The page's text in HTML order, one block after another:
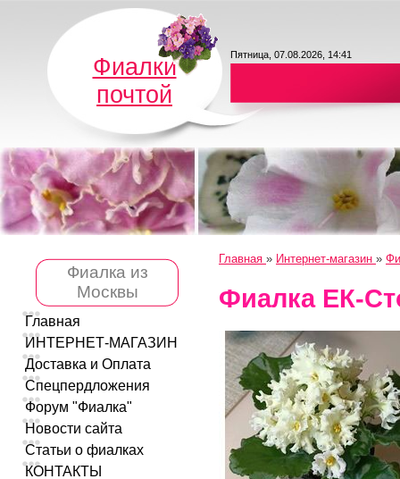
Фиалки
почтой
Пятница, 07.08.2026, 14:41
Фиалка из
Москвы
Главная
ИНТЕРНЕТ-МАГАЗИН
Доставка и Оплата
Спецпердложения
Форум "Фиалка"
Новости сайта
Статьи о фиалках
КОНТАКТЫ
Главная » Интернет-магазин »
Фиалка ЕК-